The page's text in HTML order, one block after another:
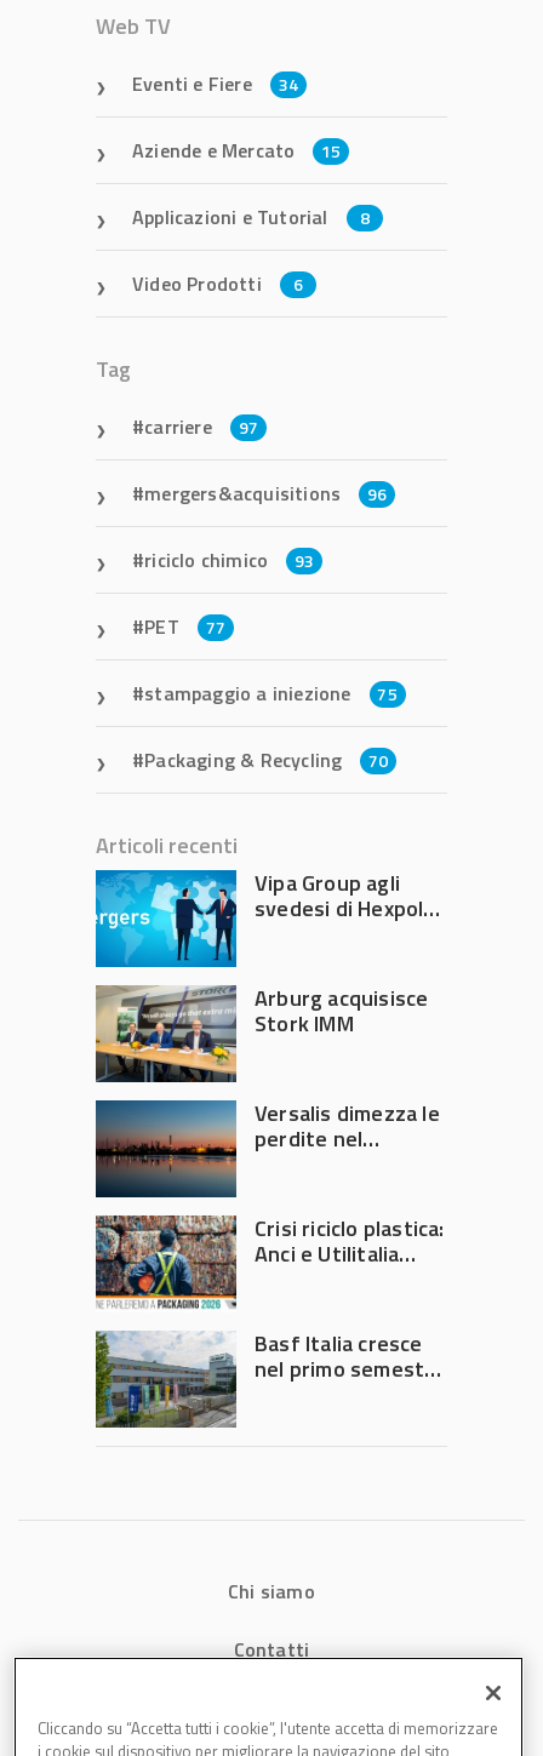
Web TV
Eventi e Fiere 34
Aziende e Mercato 15
Applicazioni e Tutorial 8
Video Prodotti 6
Tag
carriere 97
mergers&acquisitions 96
riciclo chimico 93
PET 77
stampaggio a iniezione 75
Packaging & Recycling 70
Articoli recenti
Vipa Group agli
svedesi di Hexpol
Arburg acquisisce
Stork IMM
Versalis dimezza le
perdite nel
Crisi riciclo plastica:
Anci e Utilitalia
Governo
Basf Italia cresce
nel primo semestre
Chi siamo
Contatti
Cliccando su “Accetta tutti i cookie”, l'utente accetta di memorizzare
i cookie sul dispositivo per migliorare la navigazione del sito,